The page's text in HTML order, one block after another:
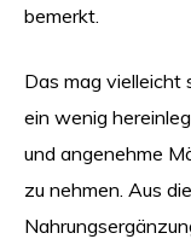
bemerkt.
Das mag vielleicht
ein wenig
und angenehme
zu nehmen. Aus